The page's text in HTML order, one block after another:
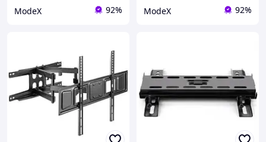
ModeX 92% ModeX 92%